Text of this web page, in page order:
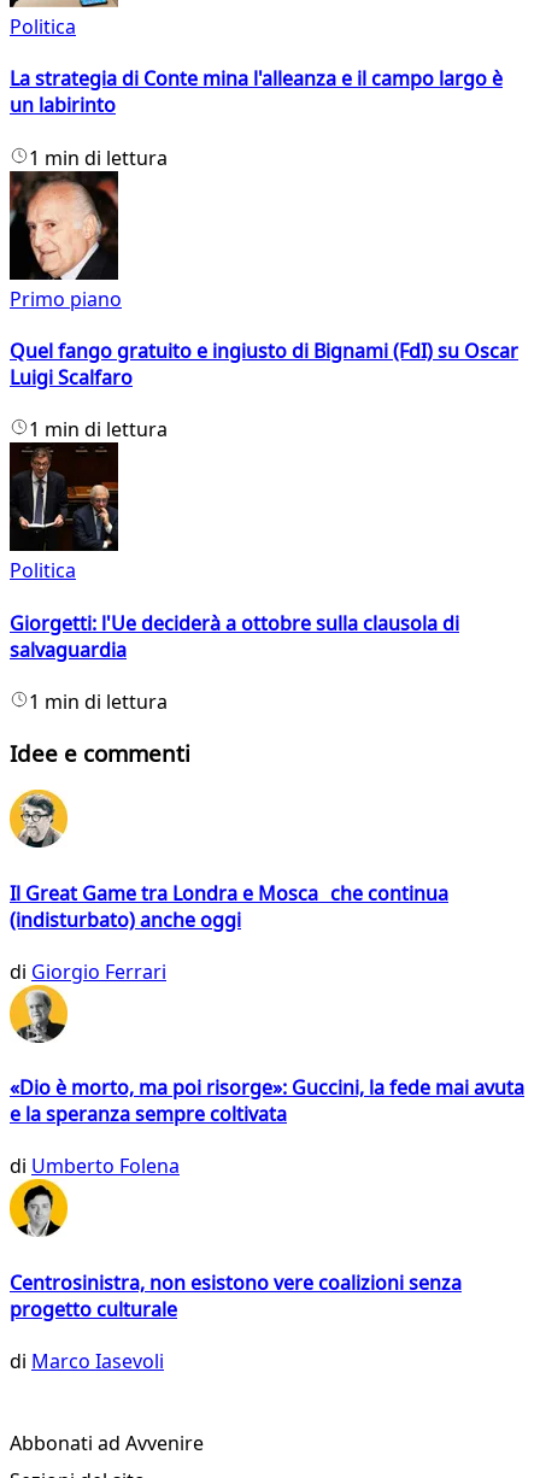
Politica
La strategia di Conte mina l'alleanza e il campo largo è
un labirinto
1 min di lettura
Primo piano
Quel fango gratuito e ingiusto di Bignami (FdI) su Oscar
Luigi Scalfaro
1 min di lettura
Politica
Giorgetti: l'Ue deciderà a ottobre sulla clausola di
salvaguardia
1 min di lettura
Idee e commenti
Il Great Game tra Londra e Mosca che continua
(indisturbato) anche oggi
di Giorgio Ferrari
«Dio è morto, ma poi risorge»: Guccini, la fede mai avuta
e la speranza sempre coltivata
di Umberto Folena
Centrosinistra, non esistono vere coalizioni senza
progetto culturale
di Marco Iasevoli
Abbonati ad Avvenire